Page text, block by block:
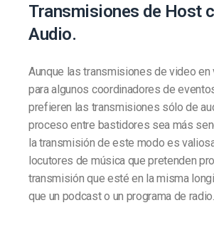
Transmisiones de Host
Audio.
Aunque las transmisiones de video en
para algunos coordinadores de
prefieren las transmisiones sólo de
proceso entre bastidores sea más
la transmisión de este modo es
locutores de música que pretenden
transmisión que esté en la misma
que un podcast o un programa de radio.